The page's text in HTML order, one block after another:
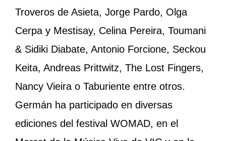
Troveros de Asieta, Jorge Pardo, Olga
Cerpa y Mestisay, Celina Pereira, Toumani
& Sidiki Diabate, Antonio Forcione, Seckou
Keita, Andreas Prittwitz, The Lost Fingers,
Nancy Vieira o Taburiente entre otros.
Germán ha participado en diversas
ediciones del festival WOMAD, en el